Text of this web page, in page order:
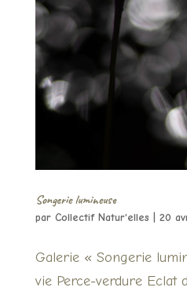
Songerie lumineuse
par Collectif Natur'elles 20
Galerie « Songerie
vie Perce-verdure Eclat